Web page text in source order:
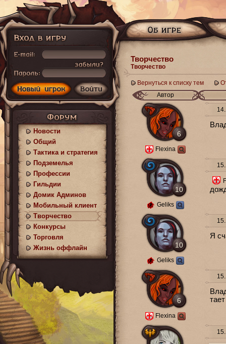
Творчество
Творчество
Вернуться к списку тем
Автор
6
Flexina
10
Geliks
10
Geliks
Я
6
Flexina
тает
Новости
Общий
Тактика и стратегия
Подземелья
Профессии
Гильдии
Домик Админов
Мобильный клиент
Творчество
Конкурсы
Торговля
Жизнь оффлайн